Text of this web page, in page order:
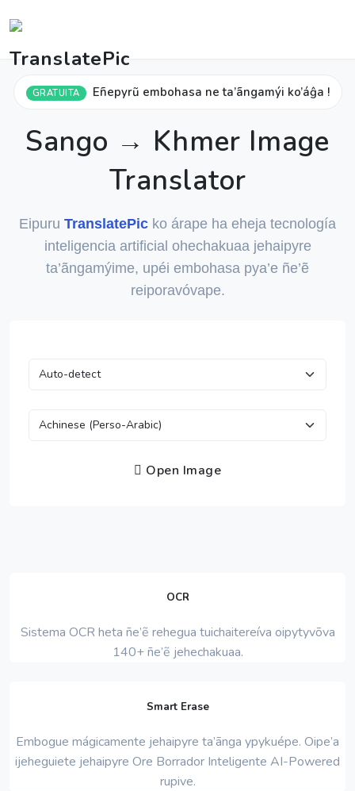
GRATUITA Eñepyrũ embohasa ne ta’ãngamýi ko’áĝa !
Sango → Khmer Image
Translator
Eipuru TranslatePic ko árape ha eheja tecnología
inteligencia artificial ohechakuaa jehaipyre
ta’ãngamýime, upéi embohasa pya’e ñe’ẽ
reiporavóvape.
Open Image
OCR
Sistema OCR heta ñe’ẽ rehegua tuichaitereíva oipytyvõva
140+ ñe’ẽ jehechakuaa.
Smart Erase
Embogue mágicamente jehaipyre ta’ãnga ypykuépe. Oipe’a
ijeheguiete jehaipyre Ore Borrador Inteligente AI-Powered
rupive.